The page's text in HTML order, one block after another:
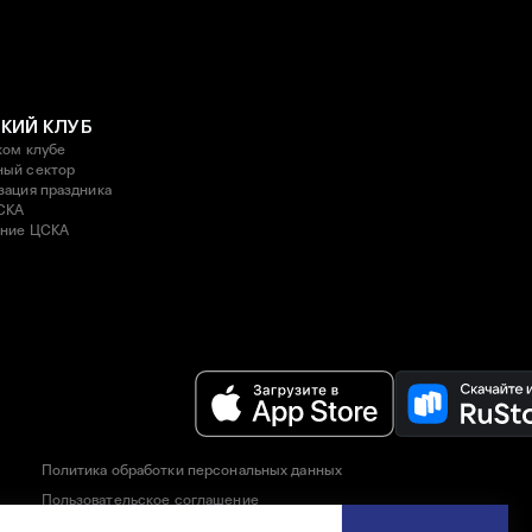
КЛУБ
клубе
сектор
праздника
ЦСКА
Политика обработки персональных данных
Пользовательское соглашение